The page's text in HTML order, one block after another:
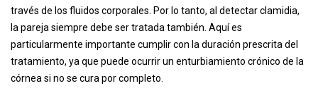
través de los fluidos corporales. Por lo tanto, al detectar clamidia,
la pareja siempre debe ser tratada también. Aquí es
particularmente importante cumplir con la duración prescrita del
tratamiento, ya que puede ocurrir un enturbiamiento crónico de la
córnea si no se cura por completo.